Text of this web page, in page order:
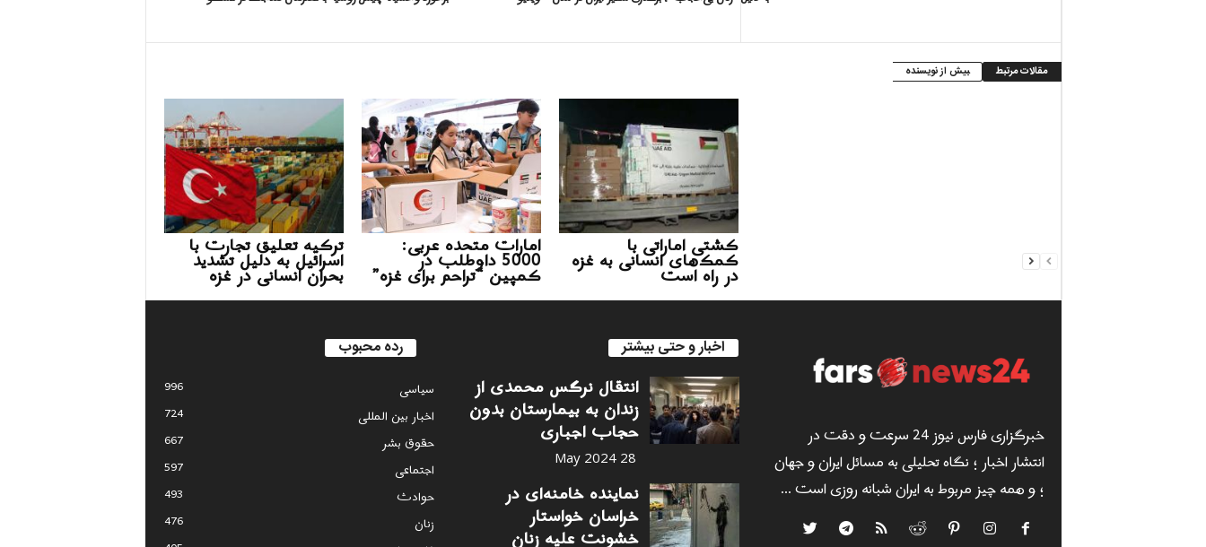
مقالات مرتبط بیش از نویسنده
ترکیه تعلیق تجارت با
اسرائیل به دلیل تشدید
بحران انسانی در غزه
امارات متحده عربی:
5000 داوطلب در
کمپین “تراحم برای غزه”
کشتی اماراتی با
کمک‌های انسانی به غزه
در راه است
خبرگزاری فارس نیوز 24 سرعت و دقت در
انتشار اخبار ؛ نگاه تحلیلی به مسائل ایران و جهان
؛ و همه چیز مربوط به ایران شبانه روزی است ...
اخبار و حتی بیشتر
انتقال نرگس محمدی از
زندان به بیمارستان بدون
حجاب اجباری
28 May 2024
نماینده خامنه‌ای در
خراسان خواستار
خشونت علیه زنان
رده محبوب
سياسى
996
اخبار بین المللی
724
حقوق بشر
667
اجتماعی
597
حوادث
493
زنان
476